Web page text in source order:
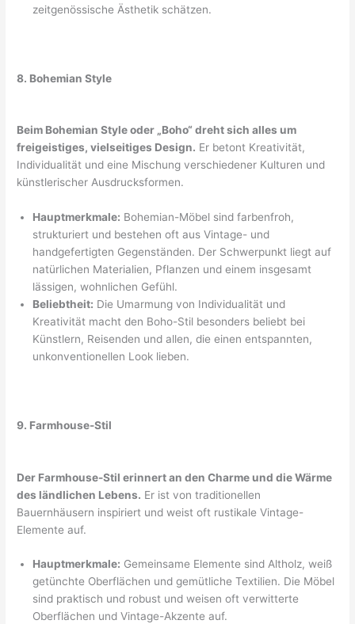
zeitgenössische Ästhetik schätzen.
8. Bohemian Style
Beim Bohemian Style oder „Boho“ dreht sich alles um
freigeistiges, vielseitiges Design. Er betont Kreativität,
Individualität und eine Mischung verschiedener Kulturen und
künstlerischer Ausdrucksformen.
Hauptmerkmale: Bohemian-Möbel sind farbenfroh,
strukturiert und bestehen oft aus Vintage- und
handgefertigten Gegenständen. Der Schwerpunkt liegt auf
natürlichen Materialien, Pflanzen und einem insgesamt
lässigen, wohnlichen Gefühl.
Beliebtheit: Die Umarmung von Individualität und
Kreativität macht den Boho-Stil besonders beliebt bei
Künstlern, Reisenden und allen, die einen entspannten,
unkonventionellen Look lieben.
9. Farmhouse-Stil
Der Farmhouse-Stil erinnert an den Charme und die Wärme
des ländlichen Lebens. Er ist von traditionellen
Bauernhäusern inspiriert und weist oft rustikale Vintage-
Elemente auf.
Hauptmerkmale: Gemeinsame Elemente sind Altholz, weiß
getünchte Oberflächen und gemütliche Textilien. Die Möbel
sind praktisch und robust und weisen oft verwitterte
Oberflächen und Vintage-Akzente auf.